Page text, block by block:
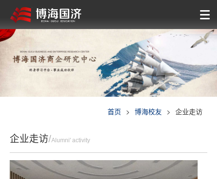
首页 > 博海校友 > 企业走访
企业走访/Alumni' activity